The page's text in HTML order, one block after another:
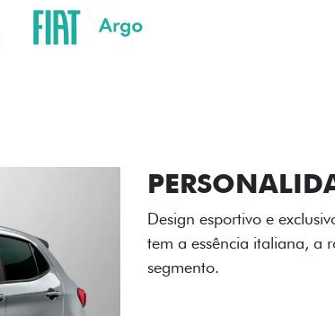
A flag italiana e o novo
carro, que possui